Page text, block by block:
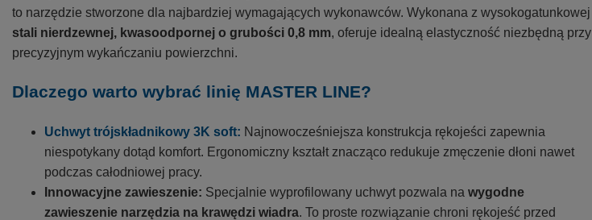
to narzędzie stworzone dla najbardziej wymagających wykonawców. Wykonana z wysokogatunkowej
stali nierdzewnej, kwasoodpornej o grubości 0,8 mm, oferuje idealną elastyczność niezbędną przy
precyzyjnym wykańczaniu powierzchni.
Dlaczego warto wybrać linię MASTER LINE?
Uchwyt trójskładnikowy 3K soft: Najnowocześniejsza konstrukcja rękojeści zapewnia
niespotykany dotąd komfort. Ergonomiczny kształt znacząco redukuje zmęczenie dłoni nawet
podczas całodniowej pracy.
Innowacyjne zawieszenie: Specjalnie wyprofilowany uchwyt pozwala na wygodne
zawieszenie narzędzia na krawędzi wiadra. To proste rozwiązanie chroni rękojeść przed